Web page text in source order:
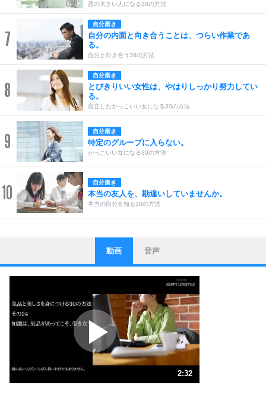
器の大きい人になる30の方法
7
自分磨き
自分の内面と向き合うことは、つらい作業であ
る。
自分と向き合う30の方法
8
自分磨き
とびきりいい女性は、やはりしっかり努力してい
る。
自立したかっこいい女になる30の方法
9 自分磨き
特定のグループに入らない。
かっこいい女になる30の方法
10 自分磨き
本当の友人を、勘違いしていませんか。
本当の自分を知る30の方法
1
ストレス対策
他人と比べない。
いっそのこと、他人を見ない。
いらいらしない人になる30の方法
プラス思考
ポジティブになれない原因は、行動しないから。
ポジティブ思考になる30の方法
ストレス対策
人生、なんとかなるもの。
気楽に生きる30の方法
動画 音声
2:32